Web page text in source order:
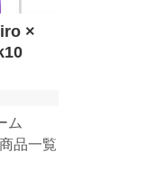
×
ム
品一覧